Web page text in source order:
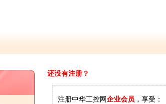
还没有注册？
注册中华工控网企业会员 ，享受：